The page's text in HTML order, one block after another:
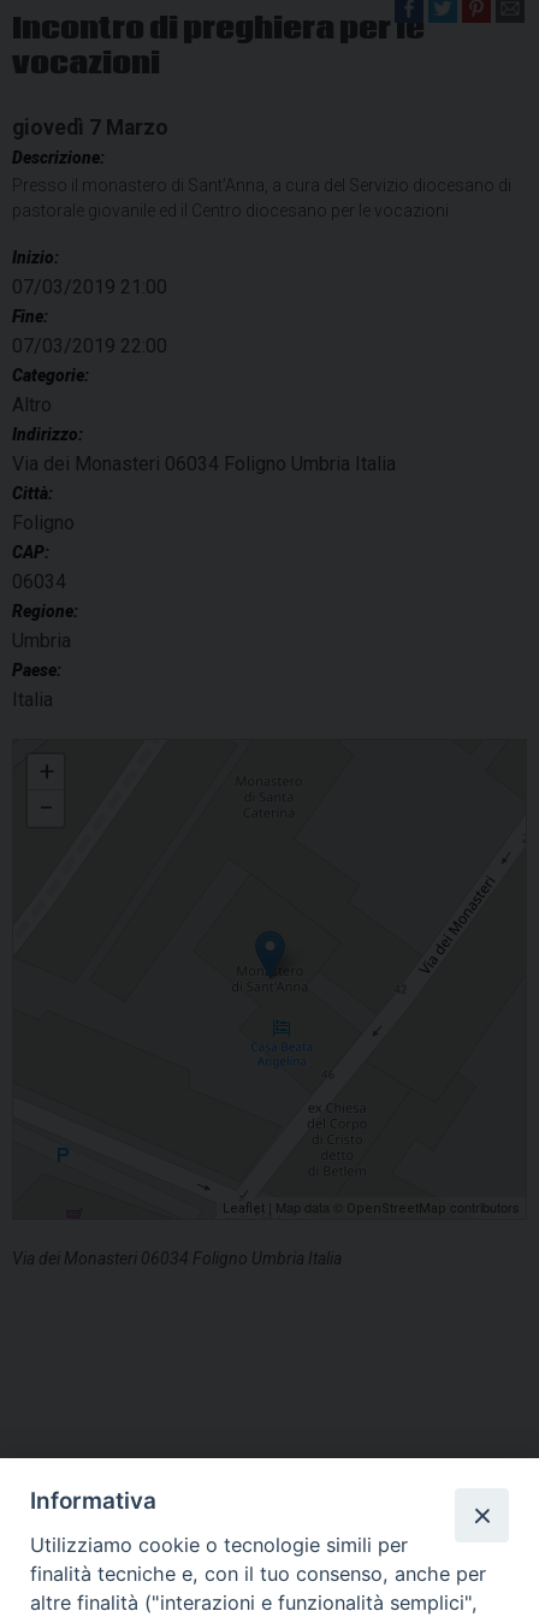
Incontro di preghiera per le
vocazioni
giovedì 7 Marzo
Descrizione:
Presso il monastero di Sant’Anna, a cura del Servizio diocesano di
pastorale giovanile ed il Centro diocesano per le vocazioni
Inizio:
07/03/2019 21:00
Fine:
07/03/2019 22:00
Categorie:
Altro
Indirizzo:
Via dei Monasteri 06034 Foligno Umbria Italia
Città:
Foligno
CAP:
06034
Regione:
Umbria
Paese:
Italia
+
−
Leaflet | Map data © OpenStreetMap contributors
Via dei Monasteri 06034 Foligno Umbria Italia
HOME VESCOVO ORARI MESSE
CURIA VESCOVILE
TUTELA MINORI
UFFICI PASTORALI PERSONE
VITA CONSACRATA
DOCUMENTI
CONTATTI
Informativa
Utilizziamo cookie o tecnologie simili per
finalità tecniche e, con il tuo consenso, anche per
altre finalità ("interazioni e funzionalità semplici",